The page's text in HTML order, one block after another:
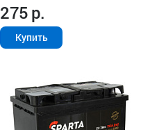
275р.
Купить